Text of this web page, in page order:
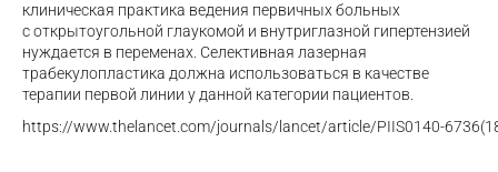
клиническая практика ведения первичных больных
с открытоугольной глаукомой и внутриглазной гипертензией
нуждается в переменах. Селективная лазерная
трабекулопластика должна использоваться в качестве
терапии первой линии у данной категории пациентов.
https://www.thelancet.com/journals/lancet/article/PIIS0140-6736